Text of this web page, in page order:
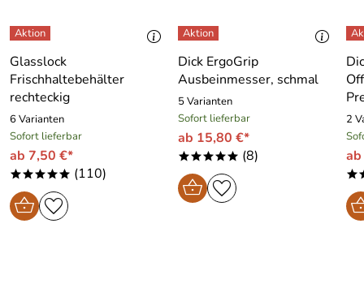
Glasslock
Frischhaltebehälter
rechteckig
6 Varianten
Sofort lieferbar
ab 7,50 €*
***** (110)
Dick ErgoGrip
Ausbeinmesser, schmal
5 Varianten
Sofort lieferbar
ab 15,80 €*
***** (8)
2